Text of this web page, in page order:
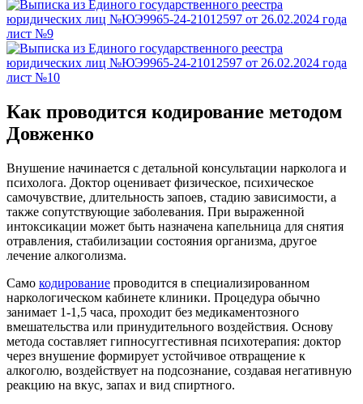
Как проводится кодирование методом
Довженко
Внушение начинается с детальной консультации нарколога и
психолога. Доктор оценивает физическое, психическое
самочувствие, длительность запоев, стадию зависимости, а
также сопутствующие заболевания. При выраженной
интоксикации может быть назначена капельница для снятия
отравления, стабилизации состояния организма, другое
лечение алкоголизма.
Само кодирование проводится в специализированном
наркологическом кабинете клиники. Процедура обычно
занимает 1-1,5 часа, проходит без медикаментозного
вмешательства или принудительного воздействия. Основу
метода составляет гипносуггестивная психотерапия: доктор
через внушение формирует устойчивое отвращение к
алкоголю, воздействует на подсознание, создавая негативную
реакцию на вкус, запах и вид спиртного.